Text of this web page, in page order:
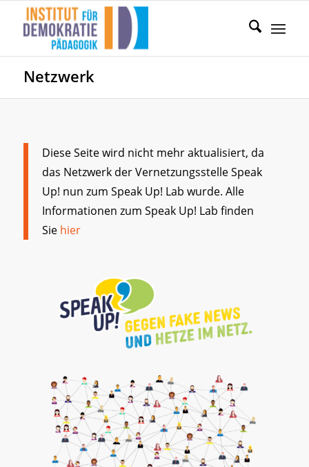
Netzwerk
Diese Seite wird nicht mehr aktualisiert, da
das Netzwerk der Vernetzungsstelle Speak
Up! nun zum Speak Up! Lab wurde. Alle
Informationen zum Speak Up! Lab finden
Sie hier